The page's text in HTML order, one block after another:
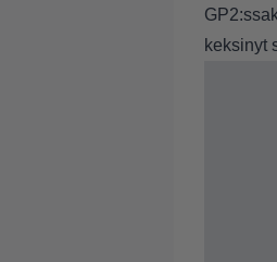
keksinyt